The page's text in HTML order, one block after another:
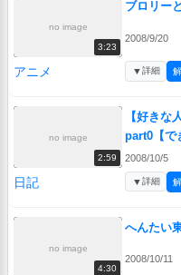
no image
3:23
ブロリー
2008/9/20
アニメ ▼詳細
no image
2:59
【好きな
part0【で
2008/10/5
日記 ▼詳細
no image
4:30
へんたい
2008/10/11